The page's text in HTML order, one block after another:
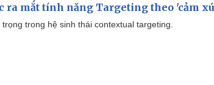
ra mắt tính năng Targeting theo 'cảm
trong hệ sinh thái contextual targeting.